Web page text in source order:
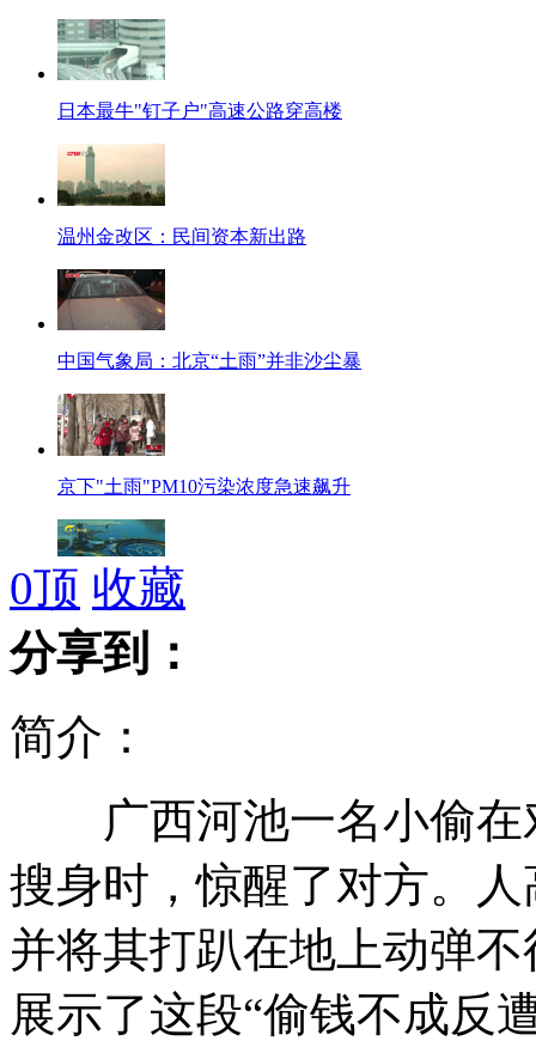
日本最牛"钉子户"高速公路穿高楼
温州金改区：民间资本新出路
中国气象局：北京“土雨”并非沙尘暴
京下"土雨"PM10污染浓度急速飙升
西班牙将耗10亿美元打造皇马度假岛
新研究称银河系"住房"很宽松
可爱猴子照镜子被自己吓得抓狂
0顶 收藏
分享到：
简介：
广西河池一名小偷在
搜身时，惊醒了对方。
并将其打趴在地上动弹
展示了这段“偷钱不成反